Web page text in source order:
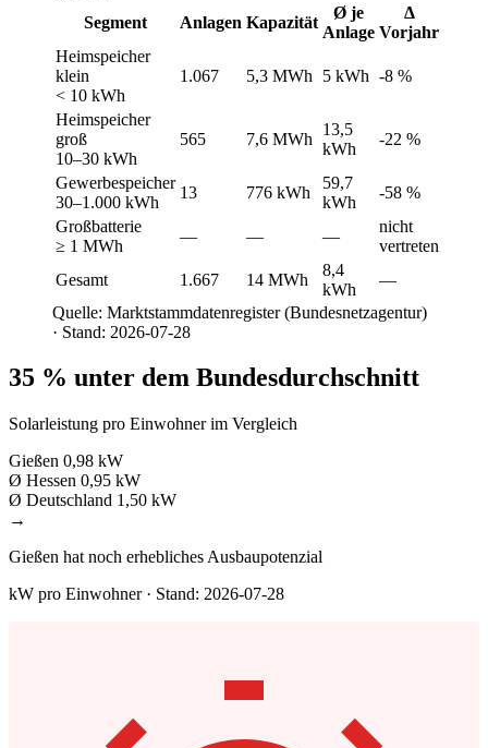
Segment
Anlagen Kapazität
Ø je
Anlage
Δ
Vorjahr
Heimspeicher
klein
< 10 kWh
1.067 5,3 MWh 5 kWh -8 %
Heimspeicher
groß
10–30 kWh
565 7,6 MWh
13,5
kWh
-22 %
Gewerbespeicher
30–1.000 kWh
13 776 kWh
59,7
kWh
-58 %
Großbatterie
≥ 1 MWh
— — —
nicht
vertreten
Gesamt
1.667 14 MWh
8,4
kWh
—
Quelle: Marktstammdatenregister (Bundesnetzagentur)
· Stand: 2026-07-28
35 % unter dem Bundesdurchschnitt
Solarleistung pro Einwohner im Vergleich
Gießen 0,98 kW
Ø Hessen 0,95 kW
Ø Deutschland 1,50 kW
→
Gießen hat noch erhebliches Ausbaupotenzial
kW pro Einwohner · Stand: 2026-07-28